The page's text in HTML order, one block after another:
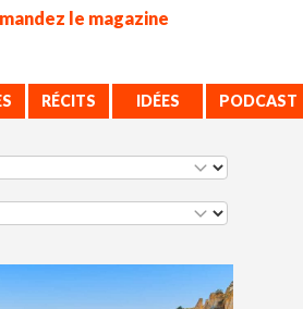
le magazine
RÉCITS
IDÉES
PODCAST